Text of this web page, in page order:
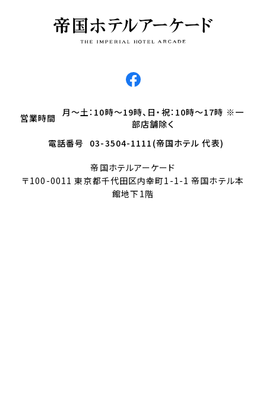
営業時間
月～土：10時～19時、日・祝：10時～17時 ※一
部店舗除く
電話番号
03-3504-1111(帝国ホテル 代表)
帝国ホテルアーケード
〒100-0011 東京都千代田区内幸町1-1-1 帝国ホテル本
館地下1階